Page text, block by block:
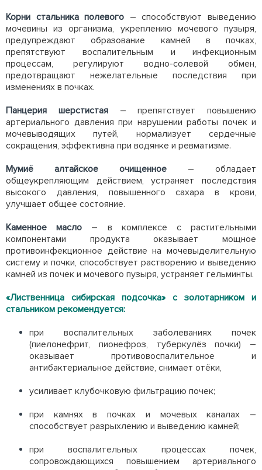
Корни стальника полевого – способствуют выведению
мочевины из организма, укреплению мочевого пузыря,
предупреждают образование камней в почках,
препятствуют воспалительным и инфекционным
процессам, регулируют водно-солевой обмен,
предотвращают нежелательные последствия при
изменениях в почках.
Панцерия шерстистая – препятствует повышению
артериального давления при нарушении работы почек и
мочевыводящих путей, нормализует сердечные
сокращения, эффективна при водянке и ревматизме.
Мумиё алтайское очищенное – обладает
общеукрепляющим действием, устраняет последствия
высокого давления, повышенного сахара в крови,
улучшает общее состояние.
Каменное масло – в комплексе с растительными
компонентами продукта оказывает мощное
противоинфекционное действие на мочевыделительную
систему и почки, способствует растворению и выведению
камней из почек и мочевого пузыря, устраняет гельминты.
«Лиственница сибирская подсочка» с золотарником и
стальником рекомендуется:
при воспалительных заболеваниях почек
(пиелонефрит, пионефроз, туберкулёз почки) –
оказывает противовоспалительное и
антибактериальное действие, снимает отёки,
усиливает клубочковую фильтрацию почек;
при камнях в почках и мочевых каналах –
способствует разрыхлению и выведению камней;
при воспалительных процессах почек,
сопровождающихся повышением артериального